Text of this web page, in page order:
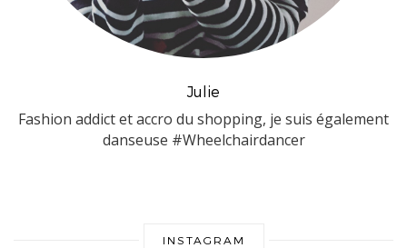
Julie
Fashion addict et accro du shopping, je suis également
danseuse #Wheelchairdancer
INSTAGRAM